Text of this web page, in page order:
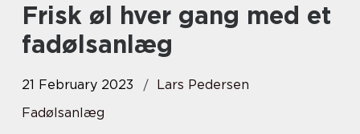
Frisk øl hver gang med et
fadølsanlæg
21 February 2023
Lars Pedersen
Fadølsanlæg